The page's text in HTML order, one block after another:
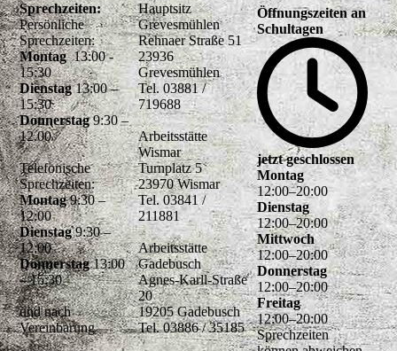
Sprechzeiten:
Persönliche
Sprechzeiten:
Montag13:00 -
15:30
Dienstag13:00 –
15:30
Donnerstag9:30 –
12.00
Telefonische
Sprechzeiten:
Montag9:30 –
12:00
Dienstag9:30 –
12:00
Donnerstag13:00
– 15:30
und nach
Vereinbarung
Hauptsitz
Grevesmühlen
Rehnaer Straße 51
23936
Grevesmühlen
Tel. 03881 /
719688
Arbeitsstätte
Wismar
Turnplatz 5
23970 Wismar
Tel. 03841 /
211881
Arbeitsstätte
Gadebusch
Agnes-Karll-Straße
20
19205 Gadebusch
Tel. 03886 / 35185
Öffnungszeiten an
Schultagen
jetzt geschlossen
Montag
12:00–20:00
Dienstag
12:00–20:00
Mittwoch
12:00–20:00
Donnerstag
12:00–20:00
Freitag
12:00–20:00
Sprechzeiten